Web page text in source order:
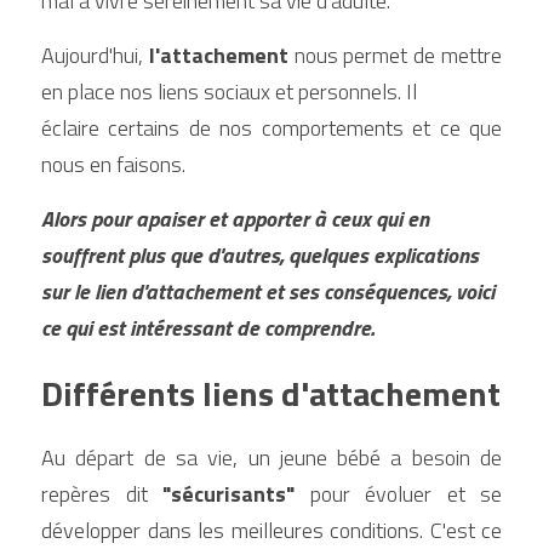
Aujourd'hui, l'attachement nous permet de mettre
en place nos liens sociaux et personnels. Il
éclaire certains de nos comportements et ce que
nous en faisons.
Alors pour apaiser et apporter à ceux qui en
souffrent plus que d'autres, quelques explications
sur le lien d'attachement et ses conséquences, voici
ce qui est intéressant de comprendre.
Différents liens d'attachement
Au départ de sa vie, un jeune bébé a besoin de
repères dit "sécurisants" pour évoluer et se
développer dans les meilleures conditions. C'est ce